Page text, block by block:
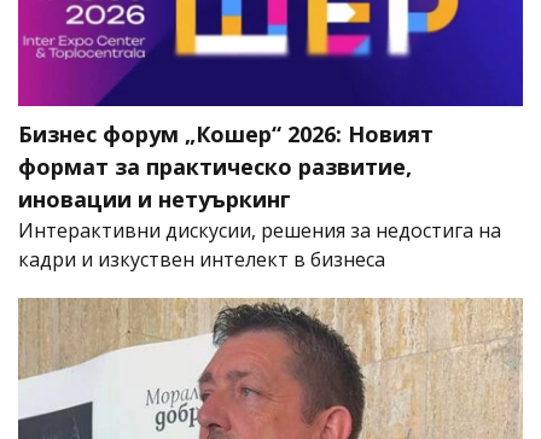
Бизнес форум „Кошер“ 2026: Новият
формат за практическо развитие,
иновации и нетуъркинг
Интерактивни дискусии, решения за недостига на
кадри и изкуствен интелект в бизнеса